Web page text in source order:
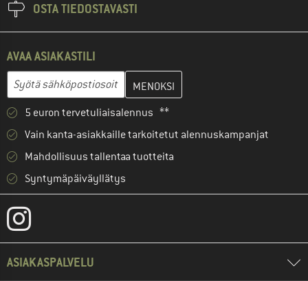
OSTA TIEDOSTAVASTI
AVAA ASIAKASTILI
Sähköpostiosoite
Anna sähköpostiosoitteesi ja luo seuraavassa vaiheessa
5 euron tervetuliaisalennus **
Vain kanta-asiakkaille tarkoitetut alennuskampanjat
Mahdollisuus tallentaa tuotteita
Syntymäpäiväyllätys
ASIAKASPALVELU